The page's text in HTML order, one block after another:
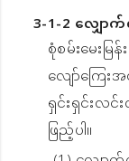
3-1-2 လျှေ
စုံစမ်းမေးမ
လျော်ကြေ
ရှင်းရှင်းလင်
ဖြည့်ပါ။